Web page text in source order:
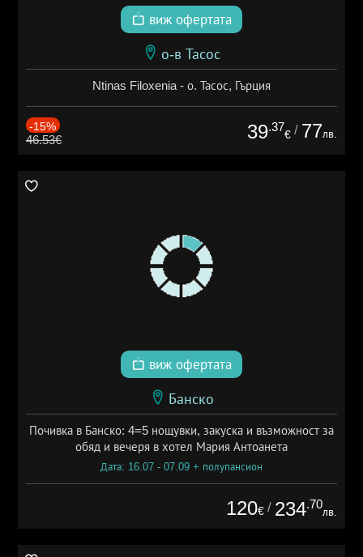
виж офертата
о-в Тасос
Ntinas Filoxenia - о. Тасос, Гърция
-15%
46.53€ 39.37
€ / 77лв.
виж офертата
Банско
Почивка в Банско: 4=5 нощувки, закуска и възможност за
обяд и вечеря в хотел Мария Антоанета
Дата: 16.07 - 07.09 + полупансион
120€ / 234.70
лв.